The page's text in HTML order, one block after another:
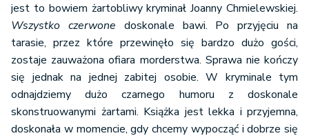
jest to bowiem żartobliwy kryminał Joanny Chmielewskiej.
Wszystko czerwone doskonale bawi. Po przyjęciu na
tarasie, przez które przewinęło się bardzo dużo gości,
zostaje zauważona ofiara morderstwa. Sprawa nie kończy
się jednak na jednej zabitej osobie. W kryminale tym
odnajdziemy dużo czarnego humoru z doskonale
skonstruowanymi żartami. Książka jest lekka i przyjemna,
doskonała w momencie, gdy chcemy wypocząć i dobrze się